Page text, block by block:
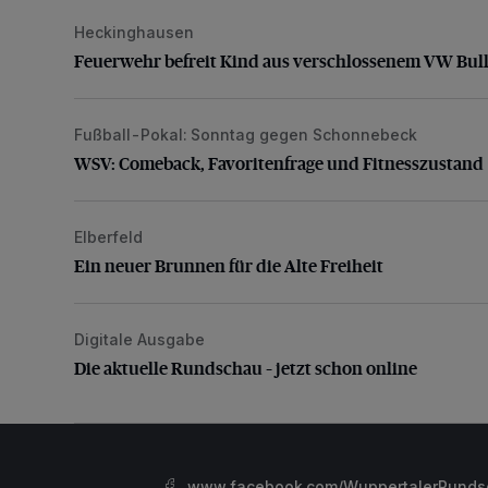
Feuerwehr befreit Kind aus verschlossenem VW Bulli
Heckinghausen
Feuerwehr befreit Kind aus verschlossenem VW
WSV: Comeback, Favoritenfrage und Fitnesszustand
Fußball-Pokal: Sonntag gegen Schonnebeck
WSV: Comeback, Favoritenfrage und Fitnesszustand
Ein neuer Brunnen für die Alte Freiheit
Elberfeld
Ein neuer Brunnen für die Alte Freiheit
Die aktuelle Rundschau – jetzt schon online
Digitale Ausgabe
Die aktuelle Rundschau – jetzt schon online